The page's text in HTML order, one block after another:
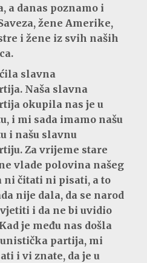
a danas poznamo i
žene Amerike,
i žene iz svih naših
slavna
Naša slavna
okupila nas je u
i mi sada imamo našu
i našu slavnu
Za vrijeme stare
vlade polovina našeg
ni čitati ni pisati, a to
nije dala, da se narod
i da ne bi uvidio
je među nas došla
partija, mi
i vi znate, da je u